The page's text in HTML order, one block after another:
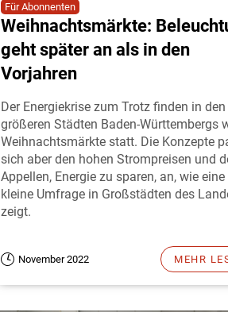
Für Abonnenten
Weihnachtsmärkte:
geht später an als in den
Vorjahren
Der Energiekrise zum Trotz finden in den
größeren Städten Baden-Württembergs
Weihnachtsmärkte statt. Die Konzepte
sich aber den hohen Strompreisen und
Appellen, Energie zu sparen, an, wie eine
kleine Umfrage in Großstädten des
zeigt.
November 2022 MEHR